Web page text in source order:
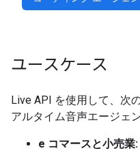
ユースケース
Live API を使用して、次
アルタイム音声エージェ
e コマースと小売業: